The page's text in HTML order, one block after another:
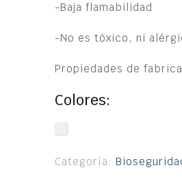
-Baja flamabilidad
-No es tóxico, ni
Propiedades de
Colores:
Categoría: